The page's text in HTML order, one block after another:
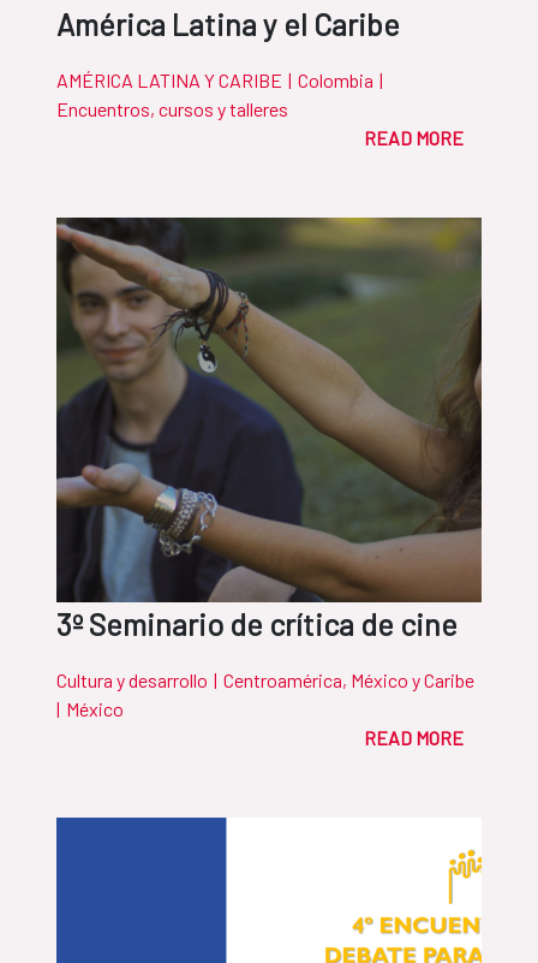
América Latina y el Caribe
AMÉRICA LATINA Y CARIBE | Colombia |
Encuentros, cursos y talleres
READ MORE
3º Seminario de crítica de cine
Cultura y desarrollo | Centroamérica, México y Caribe
| México
READ MORE